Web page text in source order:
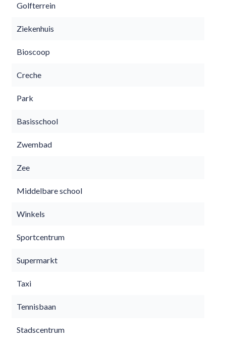
Golfterrein
Ziekenhuis
Bioscoop
Creche
Park
Basisschool
Zwembad
Zee
Middelbare school
Winkels
Sportcentrum
Supermarkt
Taxi
Tennisbaan
Stadscentrum